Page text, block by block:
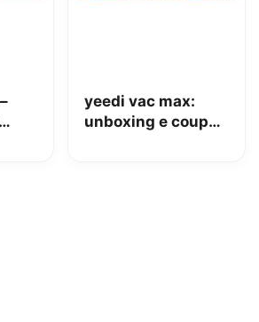
yeedi vac max:
unboxing e coupon